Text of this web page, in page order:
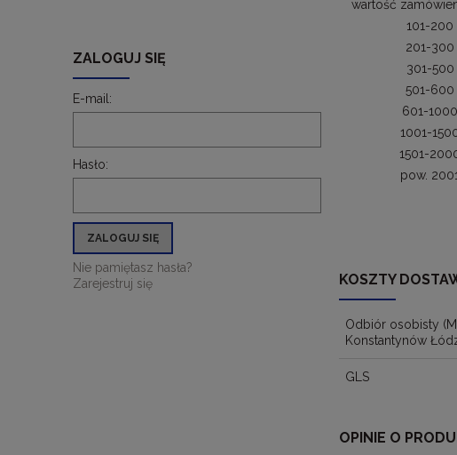
ZALOGUJ SIĘ
E-mail:
Hasło:
ZALOGUJ SIĘ
Nie pamiętasz hasła?
Zarejestruj się
wartość
101-200
201-300
301-500
501-600
601-1000
1001-
1501-
pow.
KOSZTY
Odbiór osobisty
Konstantynów
GLS
OPINIE O